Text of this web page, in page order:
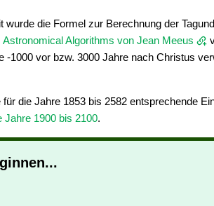
die Formel zur Berechnung der
Astronomical Algorithms von Jean Meeus
-1000 vor bzw. 3000 Jahre nach Christus
für die Jahre 1853 bis 2582 entsprechende
Jahre 1900 bis 2100.